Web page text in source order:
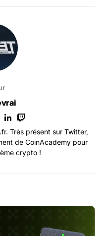
Très présent sur Twitter,
de CoinAcademy pour
crypto !